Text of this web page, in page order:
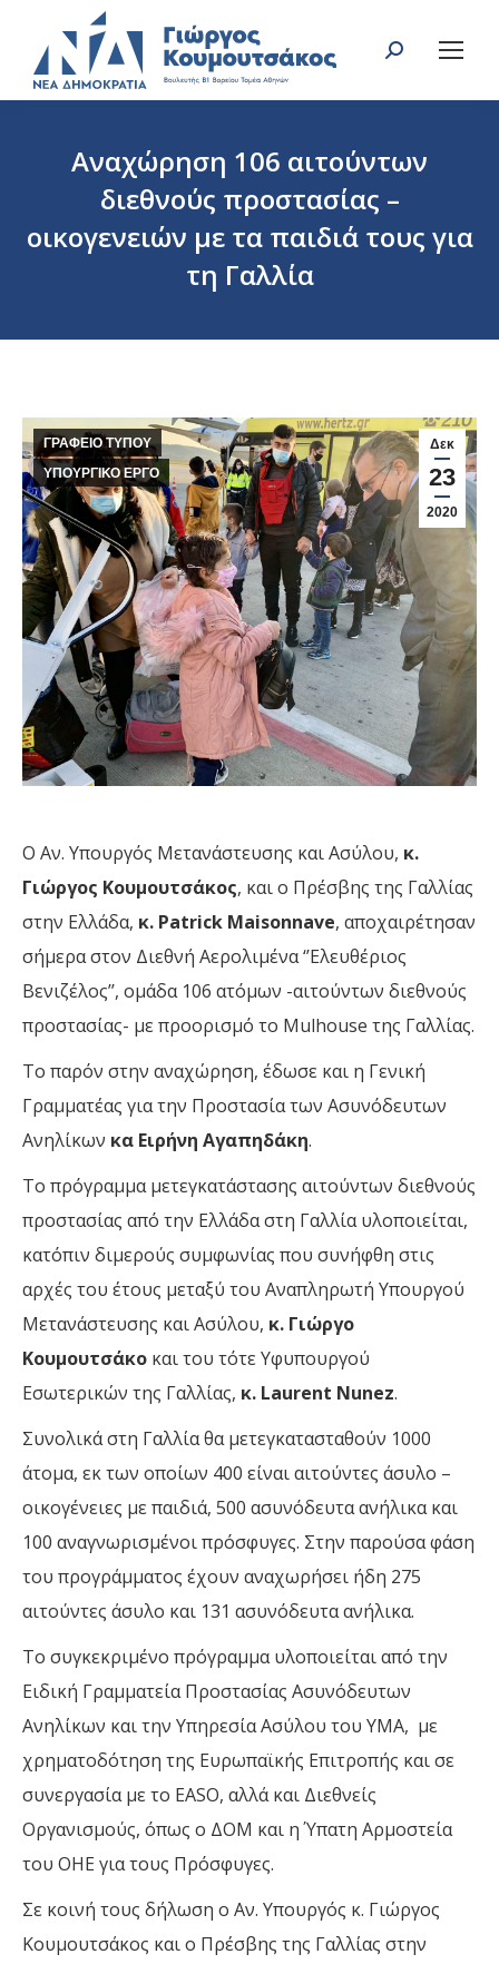
Search:
Aναχώρηση 106 αιτούντων
διεθνούς προστασίας –
οικογενειών με τα παιδιά τους για
τη Γαλλία
Δεκ
23
2020
ΓΡΑΦΕΙΟ ΤΥΠΟΥ
ΥΠΟΥΡΓΙΚΟ ΕΡΓΟ
Ο Αν. Υπουργός Μετανάστευσης και Ασύλου, κ.
Γιώργος Κουμουτσάκος, και ο Πρέσβης της Γαλλίας
στην Ελλάδα, κ. Patrick Maisonnave, αποχαιρέτησαν
σήμερα στον Διεθνή Αερολιμένα ‘’Ελευθέριος
Βενιζέλος’’, ομάδα 106 ατόμων -αιτούντων διεθνούς
προστασίας- με προορισμό το Μulhouse της Γαλλίας.
Το παρόν στην αναχώρηση, έδωσε και η Γενική
Γραμματέας για την Προστασία των Ασυνόδευτων
Ανηλίκων κα Ειρήνη Αγαπηδάκη.
Το πρόγραμμα μετεγκατάστασης αιτούντων διεθνούς
προστασίας από την Ελλάδα στη Γαλλία υλοποιείται,
κατόπιν διμερούς συμφωνίας που συνήφθη στις
αρχές του έτους μεταξύ του Αναπληρωτή Υπουργού
Μετανάστευσης και Ασύλου, κ. Γιώργο
Κουμουτσάκο και του τότε Υφυπουργού
Εσωτερικών της Γαλλίας, κ. Laurent Nunez.
Συνολικά στη Γαλλία θα μετεγκατασταθούν 1000
άτομα, εκ των οποίων 400 είναι αιτούντες άσυλο –
οικογένειες με παιδιά, 500 ασυνόδευτα ανήλικα και
100 αναγνωρισμένοι πρόσφυγες. Στην παρούσα φάση
του προγράμματος έχουν αναχωρήσει ήδη 275
αιτούντες άσυλο και 131 ασυνόδευτα ανήλικα.
Το συγκεκριμένο πρόγραμμα υλοποιείται από την
Ειδική Γραμματεία Προστασίας Ασυνόδευτων
Ανηλίκων και την Υπηρεσία Ασύλου του ΥΜΑ, με
χρηματοδότηση της Ευρωπαϊκής Επιτροπής και σε
συνεργασία με το EASO, αλλά και Διεθνείς
Οργανισμούς, όπως ο ΔΟΜ και η Ύπατη Αρμοστεία
του ΟΗΕ για τους Πρόσφυγες.
Σε κοινή τους δήλωση ο Αν. Υπουργός κ. Γιώργος
Κουμουτσάκος και ο Πρέσβης της Γαλλίας στην